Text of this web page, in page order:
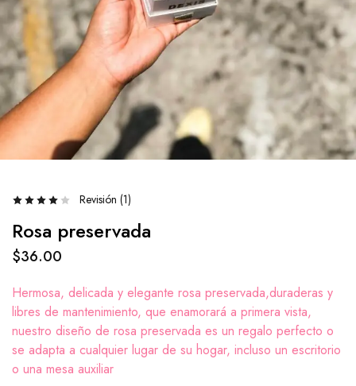
Revisión (1)
Rosa preservada
$36.00
Hermosa, delicada y elegante rosa preservada,duraderas y
libres de mantenimiento, que enamorará a primera vista,
nuestro diseño de rosa preservada es un regalo perfecto o
se adapta a cualquier lugar de su hogar, incluso un escritorio
o una mesa auxiliar